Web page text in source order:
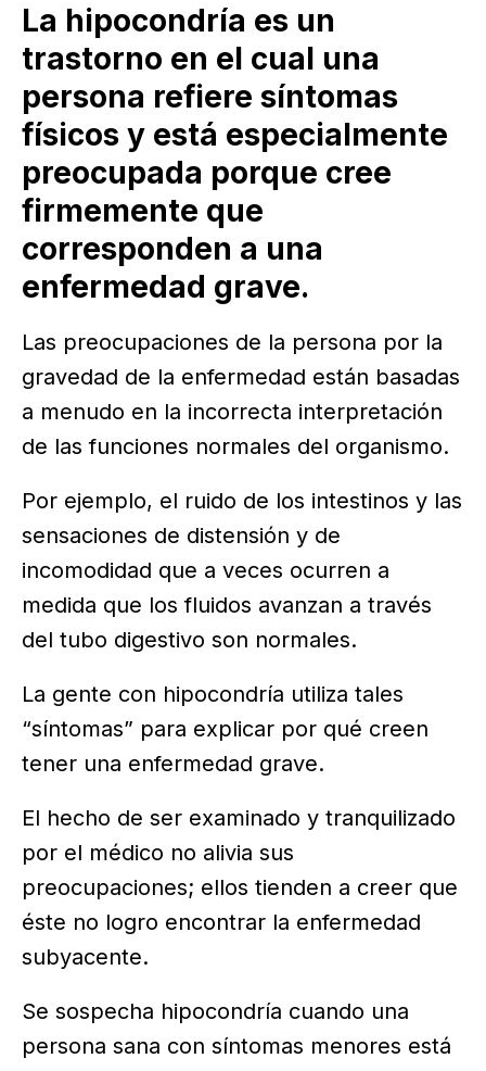
La hipocondría es un
trastorno en el cual una
persona refiere síntomas
físicos y está especialmente
preocupada porque cree
firmemente que
corresponden a una
enfermedad grave.
Las preocupaciones de la persona por la
gravedad de la enfermedad están basadas
a menudo en la incorrecta interpretación
de las funciones normales del organismo.
Por ejemplo, el ruido de los intestinos y las
sensaciones de distensión y de
incomodidad que a veces ocurren a
medida que los fluidos avanzan a través
del tubo digestivo son normales.
La gente con hipocondría utiliza tales
“síntomas” para explicar por qué creen
tener una enfermedad grave.
El hecho de ser examinado y tranquilizado
por el médico no alivia sus
preocupaciones; ellos tienden a creer que
éste no logro encontrar la enfermedad
subyacente.
Se sospecha hipocondría cuando una
persona sana con síntomas menores está